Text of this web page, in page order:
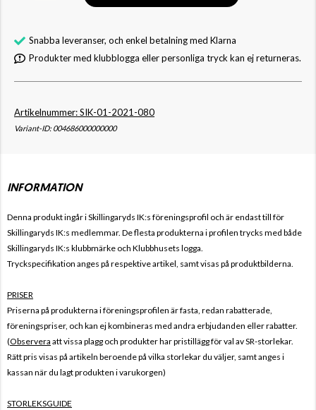
Snabba leveranser, och enkel betalning med Klarna
Produkter med klubblogga eller personliga tryck kan ej returneras.
Artikelnummer: SIK-01-2021-080
Variant-ID: 004686000000000
INFORMATION
Denna produkt ingår i Skillingaryds IK:s föreningsprofil och är endast till för
Skillingaryds IK:s medlemmar. De flesta produkterna i profilen trycks med både
Skillingaryds IK:s klubbmärke och Klubbhusets logga.
Tryckspecifikation anges på respektive artikel, samt visas på produktbilderna.
PRISER
Priserna på produkterna i föreningsprofilen är fasta, redan rabatterade,
föreningspriser, och kan ej kombineras med andra erbjudanden eller rabatter.
(Observera att vissa plagg och produkter har pristillägg för val av SR-storlekar.
Rätt pris visas på artikeln beroende på vilka storlekar du väljer, samt anges i
kassan när du lagt produkten i varukorgen)
STORLEKSGUIDE